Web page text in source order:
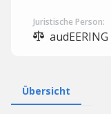
Juristische Person:
Übersicht